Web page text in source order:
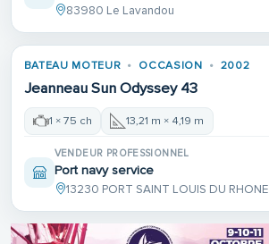
83980 Le Lavandou
BATEAU MOTEUR OCCASION 2002
Jeanneau Sun Odyssey 43
1 × 75 ch 13,21 m × 4,19 m
VENDEUR PROFESSIONNEL
Port navy service
13230 PORT SAINT LOUIS DU RHONE